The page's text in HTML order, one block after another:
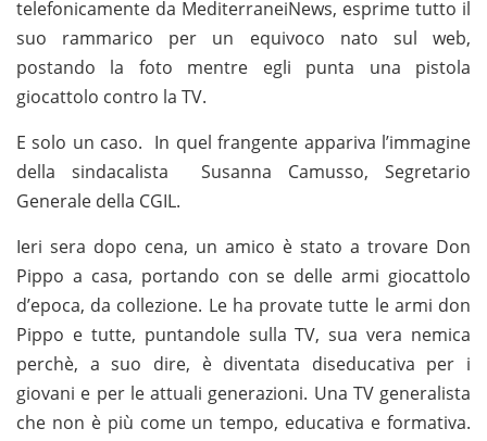
telefonicamente da MediterraneiNews, esprime tutto il
suo rammarico per un equivoco nato sul web,
postando la foto mentre egli punta una pistola
giocattolo contro la TV.
E solo un caso. In quel frangente appariva l’immagine
della sindacalista Susanna Camusso, Segretario
Generale della CGIL.
Ieri sera dopo cena, un amico è stato a trovare Don
Pippo a casa, portando con se delle armi giocattolo
d’epoca, da collezione. Le ha provate tutte le armi don
Pippo e tutte, puntandole sulla TV, sua vera nemica
perchè, a suo dire, è diventata diseducativa per i
giovani e per le attuali generazioni. Una TV generalista
che non è più come un tempo, educativa e formativa.